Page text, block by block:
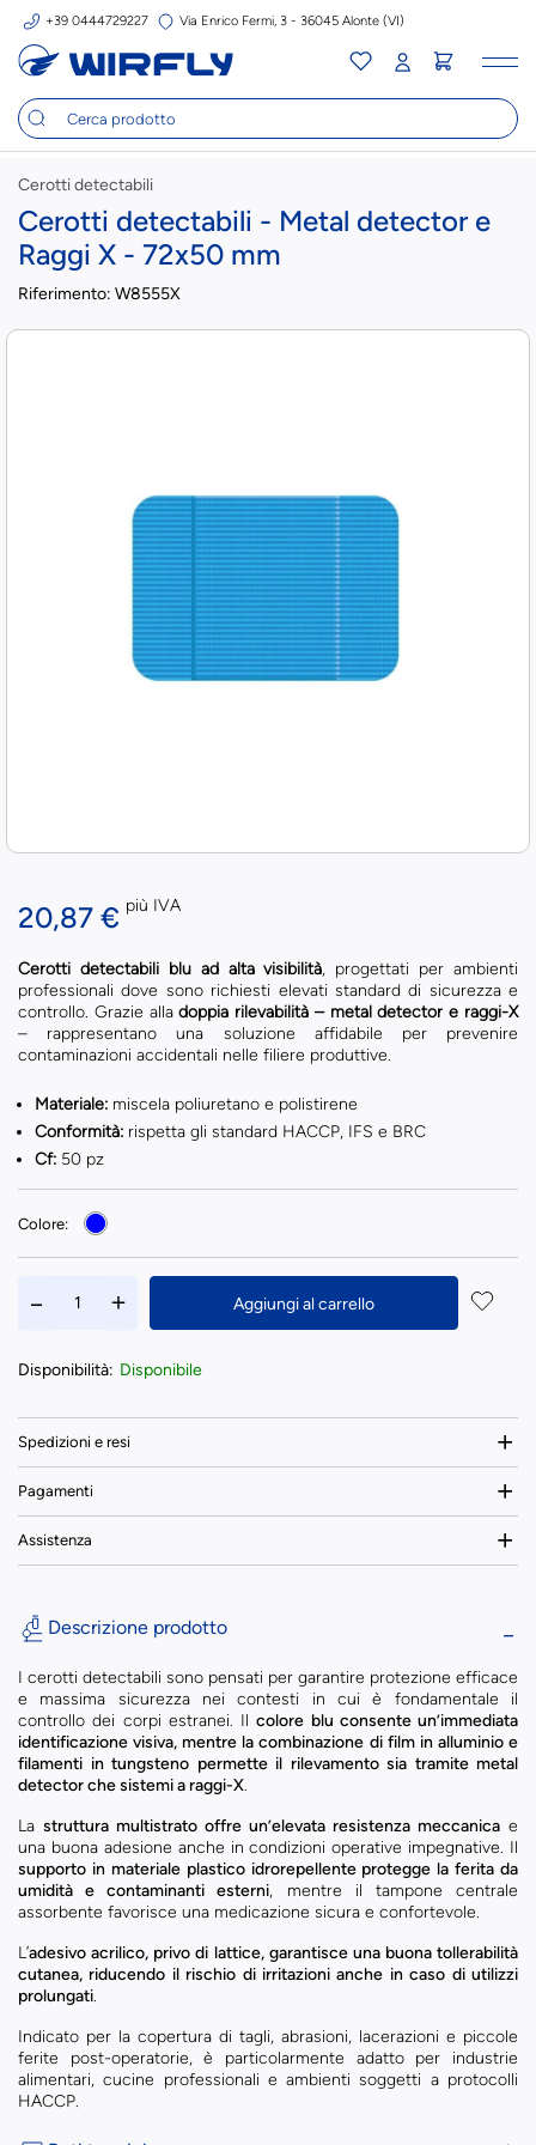
+39 0444729227 Via Enrico Fermi, 3 - 36045 Alonte (VI)
Cerotti detectabili
Cerotti detectabili - Metal detector e
Raggi X - 72x50 mm
Riferimento: W8555X
20,87 € più IVA
Cerotti detectabili blu ad alta visibilità, progettati per ambienti
professionali dove sono richiesti elevati standard di sicurezza e
controllo. Grazie alladoppia rilevabilità – metal detector e raggi-X
– rappresentano una soluzione affidabile per prevenire
contaminazioni accidentali nelle filiere produttive.
Materiale: miscela poliuretano e polistirene
Conformità: rispetta gli standard HACCP, IFS e BRC
Cf: 50 pz
Colore:
Aggiungi al carrello
Disponibilità: Disponibile
Spedizioni e resi
Pagamenti
Assistenza
Descrizione prodotto
I cerotti detectabili sono pensati per garantire protezione efficace
e massima sicurezza nei contesti in cui è fondamentale il
controllo dei corpi estranei. Ilcolore blu consente un’immediata
identificazione visiva, mentre la combinazione di film in alluminio e
filamenti in tungsteno permette il rilevamento sia tramite metal
detector che sistemi a raggi-X.
La struttura multistrato offre un’elevata resistenza meccanica e
una buona adesione anche in condizioni operative impegnative. Il
supporto in materiale plastico idrorepellente protegge la ferita da
umidità e contaminanti esterni, mentre il tampone centrale
assorbente favorisce una medicazione sicura e confortevole.
L’adesivo acrilico, privo di lattice, garantisce una buona tollerabilità
cutanea, riducendo il rischio di irritazioni anche in caso di utilizzi
prolungati.
Indicato per la copertura di tagli, abrasioni, lacerazioni e piccole
ferite post-operatorie, è particolarmente adatto per industrie
alimentari, cucine professionali e ambienti soggetti a protocolli
HACCP.